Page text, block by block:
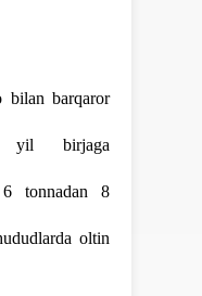
barqaror
yil birjaga
tonnadan 8
oltin